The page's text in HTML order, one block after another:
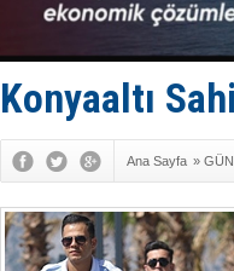
Konyaaltı
Ana Sayfa »